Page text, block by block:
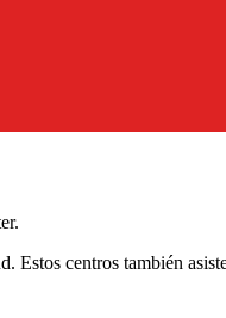
centros también